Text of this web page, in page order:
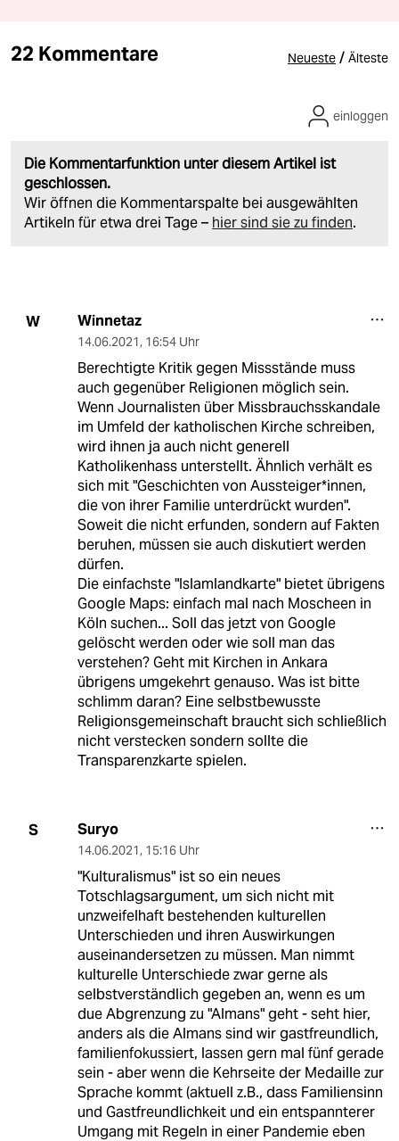
22 Kommentare Neueste / Älteste
Die Kommentarfunktion unter diesem Artikel ist
geschlossen.
Wir öffnen die Kommentarspalte bei ausgewählten
Artikeln für etwa drei Tage – hier sind sie zu finden.
einloggen
W Winnetaz
14.06.2021, 16:54 Uhr
Berechtigte Kritik gegen Missstände muss
auch gegenüber Religionen möglich sein.
Wenn Journalisten über Missbrauchsskandale
im Umfeld der katholischen Kirche schreiben,
wird ihnen ja auch nicht generell
Katholikenhass unterstellt. Ähnlich verhält es
sich mit "Geschichten von Aussteiger*innen,
die von ihrer Familie unterdrückt wurden".
Soweit die nicht erfunden, sondern auf Fakten
beruhen, müssen sie auch diskutiert werden
dürfen.
Die einfachste "Islamlandkarte" bietet übrigens
Google Maps: einfach mal nach Moscheen in
Köln suchen... Soll das jetzt von Google
gelöscht werden oder wie soll man das
verstehen? Geht mit Kirchen in Ankara
übrigens umgekehrt genauso. Was ist bitte
schlimm daran? Eine selbstbewusste
Religionsgemeinschaft braucht sich schließlich
nicht verstecken sondern sollte die
Transparenzkarte spielen.
S Suryo
14.06.2021, 15:16 Uhr
"Kulturalismus" ist so ein neues
Totschlagsargument, um sich nicht mit
unzweifelhaft bestehenden kulturellen
Unterschieden und ihren Auswirkungen
auseinandersetzen zu müssen. Man nimmt
kulturelle Unterschiede zwar gerne als
selbstverständlich gegeben an, wenn es um
due Abgrenzung zu "Almans" geht - seht hier,
anders als die Almans sind wir gastfreundlich,
familienfokussiert, lassen gern mal fünf gerade
sein - aber wenn die Kehrseite der Medaille zur
Sprache kommt (aktuell z.B., dass Familiensinn
und Gastfreundlichkeit und ein entspannterer
Umgang mit Regeln in einer Pandemie eben